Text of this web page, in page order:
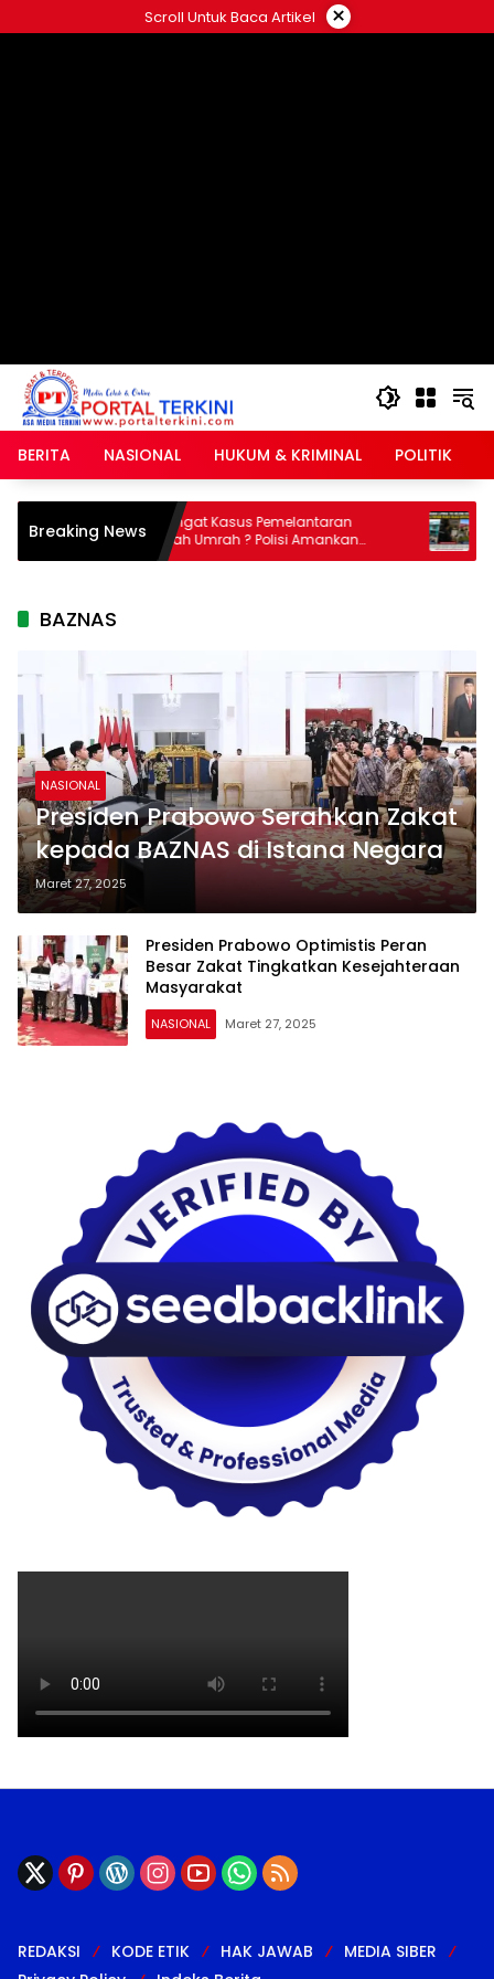
ke
Scroll Untuk Baca Artikel ×
BERITA NASIONAL HUKUM & KRIMINAL POLITIK
Breaking NewsMasih Ingat Kasus Pemelantaran
Jama’ah Umrah ? Polisi Amankan
Direktur PT Travelina Indonesia
BAZNAS
NASIONAL
Presiden Prabowo Serahkan Zakat
kepada BAZNAS di Istana Negara
Maret 27, 2025
Presiden Prabowo Optimistis Peran
Besar Zakat Tingkatkan Kesejahteraan
Masyarakat
NASIONAL Maret 27, 2025
REDAKSI KODE ETIK HAK JAWAB
MEDIA SIBER